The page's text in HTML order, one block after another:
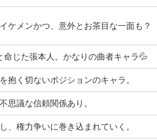
ケメンかつ、意外とお茶目な一面も？
じた張本人。かなりの曲者キャラ💦
抱く切ないポジションのキャラ。
思議な信頼関係あり。
、権力争いに巻き込まれていく。